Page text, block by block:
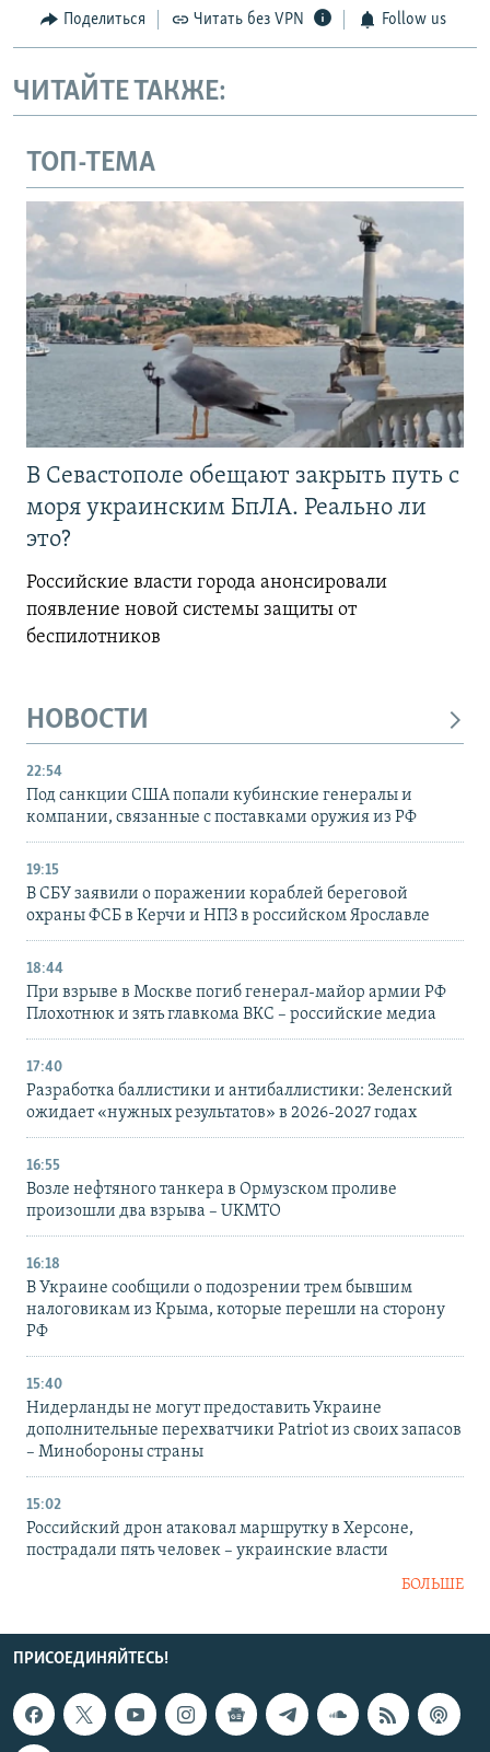
Поделиться Читать без VPN Follow us
ЧИТАЙТЕ ТАКЖЕ:
ТОП-ТЕМА
В Севастополе обещают закрыть путь с
моря украинским БпЛА. Реально ли
это?
Российские власти города анонсировали
появление новой системы защиты от
беспилотников
НОВОСТИ
22:54
Под санкции США попали кубинские генералы и
компании, связанные с поставками оружия из РФ
19:15
В СБУ заявили о поражении кораблей береговой
охраны ФСБ в Керчи и НПЗ в российском Ярославле
18:44
При взрыве в Москве погиб генерал-майор армии РФ
Плохотнюк и зять главкома ВКС – российские медиа
17:40
Разработка баллистики и антибаллистики: Зеленский
ожидает «нужных результатов» в 2026-2027 годах
16:55
Возле нефтяного танкера в Ормузском проливе
произошли два взрыва – UKMTO
16:18
В Украине сообщили о подозрении трем бывшим
налоговикам из Крыма, которые перешли на сторону
РФ
15:40
Нидерланды не могут предоставить Украине
дополнительные перехватчики Patriot из своих запасов
– Минобороны страны
15:02
Российский дрон атаковал маршрутку в Херсоне,
пострадали пять человек – украинские власти
БОЛЬШЕ
ПРИСОЕДИНЯЙТЕСЬ!